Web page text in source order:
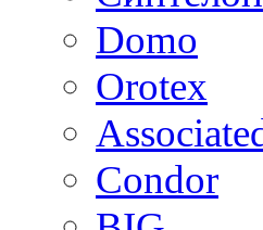
Domo
Orotex
Condor